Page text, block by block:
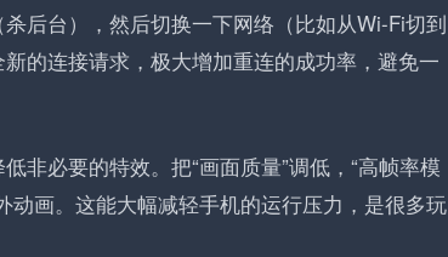
后台），然后切换一下网络（比如从Wi-Fi切到
的连接请求，极大增加重连的成功率，避免一
非必要的特效。把“画面质量”调低，“高帧率模
画。这能大幅减轻手机的运行压力，是很多玩